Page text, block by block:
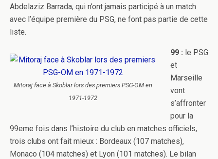
Abdelaziz Barrada, qui n’ont jamais participé à un match
avec l’équipe première du PSG, ne font pas partie de cette
liste.
Mitoraj face à Skoblar lors des premiers PSG-OM en
1971-1972
99 : le PSG
et
Marseille
vont
s’affronter
pour la
99eme fois dans l’histoire du club en matches officiels,
trois clubs ont fait mieux : Bordeaux (107 matches),
Monaco (104 matches) et Lyon (101 matches). Le bilan